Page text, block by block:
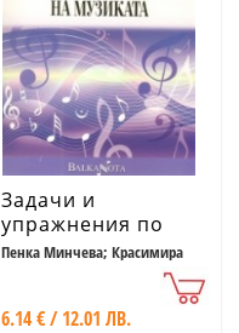
Задачи и
упражнения по
елементарна
Пенка Минчева; Красимира
6.14 € / 12.01 ЛВ.